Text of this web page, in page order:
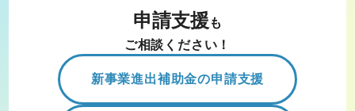
申請支援 も
ご相談ください！
新事業進出補助金の申請支援